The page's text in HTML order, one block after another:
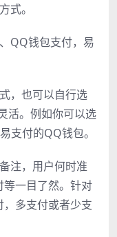
式。
QQ钱包支付，易
，也可以自行选
活。例如你可以选
支付的QQ钱包。
注，用户何时准
一目了然。针对
多支付或者少支